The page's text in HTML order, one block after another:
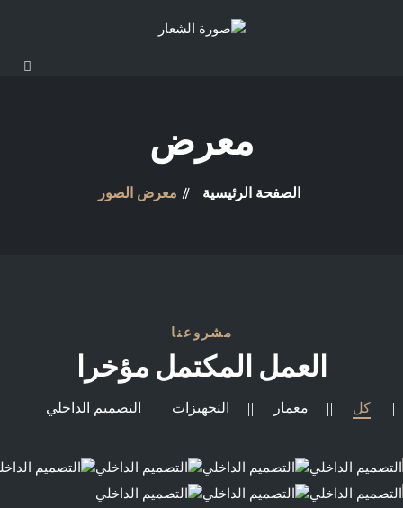
معرض
الصفحة الرئيسية معرض الصور
مشروعنا
العمل المكتمل مؤخرا
كل معمار التجهيزات التصميم الداخلي